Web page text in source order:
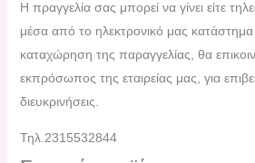
H πραγγελία σας μπορεί να γίνει είτε
μέσα από το ηλεκτρονικό μας κατάστημα
καταχώρηση της παραγγελίας, θα
εκπρόσωπος της εταιρείας μας, για
διευκρινήσεις.
Τηλ.2315532844